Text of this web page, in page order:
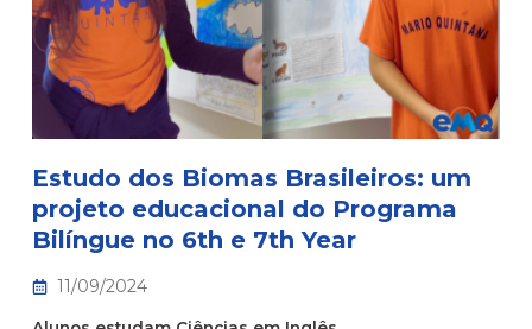
Estudo dos Biomas Brasileiros: um
projeto educacional do Programa
Bilíngue no 6th e 7th Year
11/09/2024